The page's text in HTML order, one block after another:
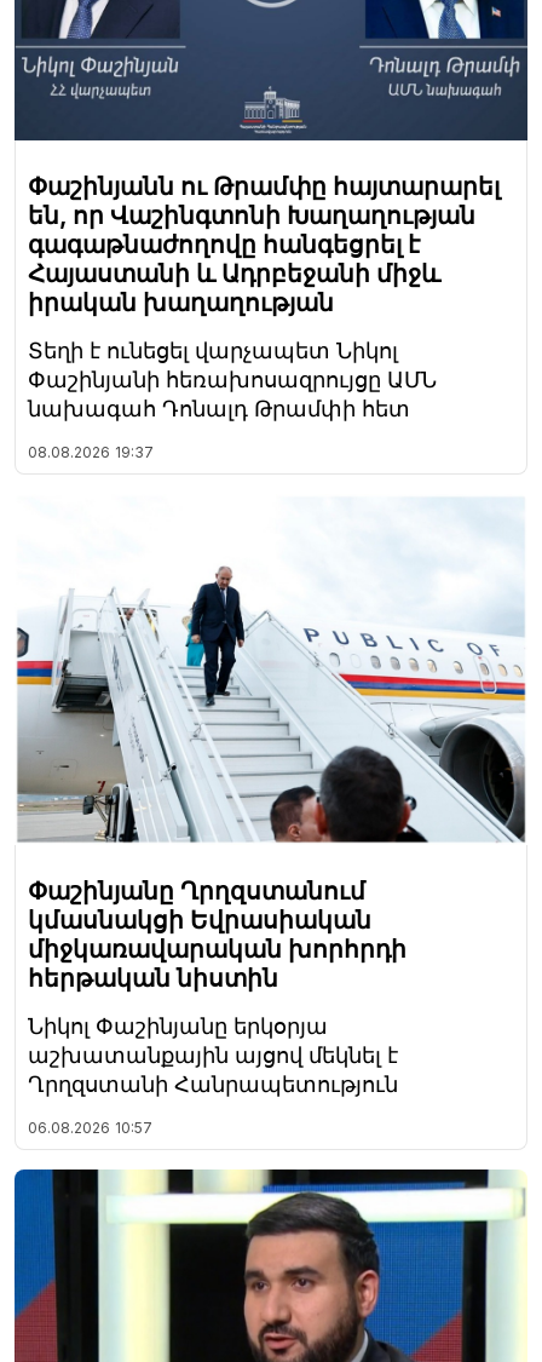
Փաշինյանն ու Թրամփը հայտարարել
են, որ Վաշինգտոնի Խաղաղության
գագաթնաժողովը հանգեցրել է
Հայաստանի և Ադրբեջանի միջև
իրական խաղաղության
Տեղի է ունեցել վարչապետ Նիկոլ
Փաշինյանի հեռախոսազրույցը ԱՄՆ
նախագահ Դոնալդ Թրամփի հետ
08.08.2026 19:37
Փաշինյանը Ղրղզստանում
կմասնակցի Եվրասիական
միջկառավարական խորհրդի
հերթական նիստին
Նիկոլ Փաշինյանը երկօրյա
աշխատանքային այցով մեկնել է
Ղրղզստանի Հանրապետություն
06.08.2026 10:57